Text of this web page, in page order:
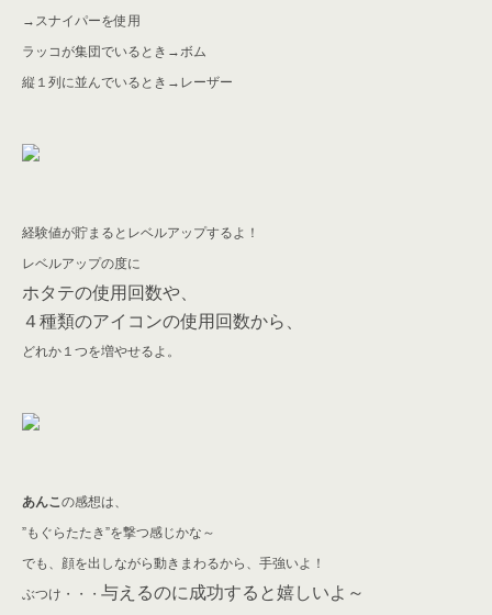
→スナイパーを使用
ラッコが集団でいるとき→ボム
縦１列に並んでいるとき→レーザー
経験値が貯まるとレベルアップするよ！
レベルアップの度に
ホタテの使用回数や、
４種類のアイコンの使用回数から、
どれか１つを増やせるよ。
あんこの感想は、
”もぐらたたき”を撃つ感じかな～
でも、顔を出しながら動きまわるから、手強いよ！
ぶつけ・・・ 与えるのに成功すると嬉しいよ～